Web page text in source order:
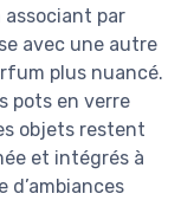
associant par
avec une autre
plus nuancé.
pots en verre
objets restent
et intégrés à
d’ambiances